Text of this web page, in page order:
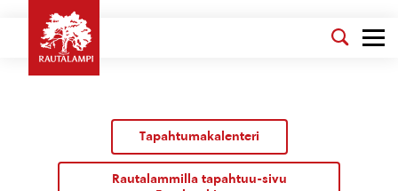
Tapahtumakalenteri
Rautalammilla tapahtuu-sivu